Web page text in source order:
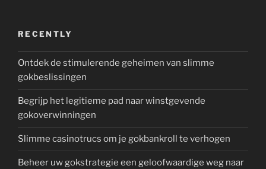
RECENTLY
Ontdek de stimulerende geheimen van slimme
gokbeslissingen
Begrijp het legitieme pad naar winstgevende
gokoverwinningen
Slimme casinotrucs om je gokbankroll te verhogen
Beheer uw gokstrategie een geloofwaardige weg naar